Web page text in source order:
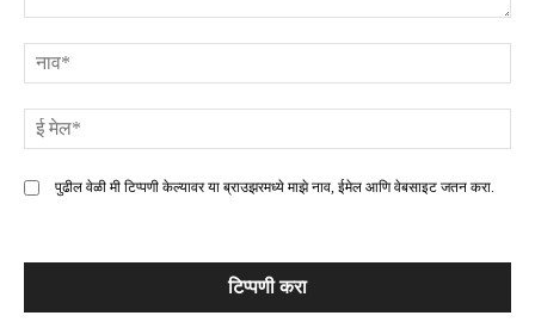
पुढील वेळी मी टिप्पणी केल्यावर या ब्राउझरमध्ये माझे नाव, ईमेल आणि वेबसाइट जतन करा.